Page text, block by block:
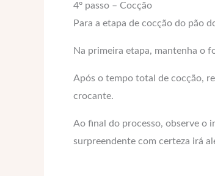
4º passo – Cocção
Para a etapa de cocção do pão
Na primeira etapa, mantenha o
Após o tempo total de cocção,
crocante.
Ao final do processo, observe o
surpreendente com certeza irá